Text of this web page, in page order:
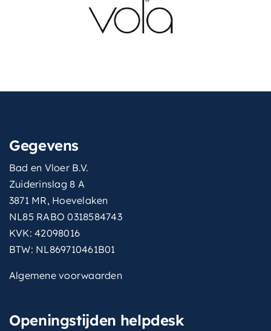
Gegevens
Bad en Vloer B.V.
Zuiderinslag 8 A
3871 MR, Hoevelaken
NL85 RABO 0318584743
KVK: 42098016
BTW: NL869710461B01
Algemene voorwaarden
Openingstijden helpdesk